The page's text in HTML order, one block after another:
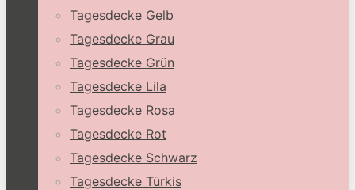
Tagesdecke Gelb
Tagesdecke Grau
Tagesdecke Grün
Tagesdecke Lila
Tagesdecke Rosa
Tagesdecke Rot
Tagesdecke Schwarz
Tagesdecke Türkis